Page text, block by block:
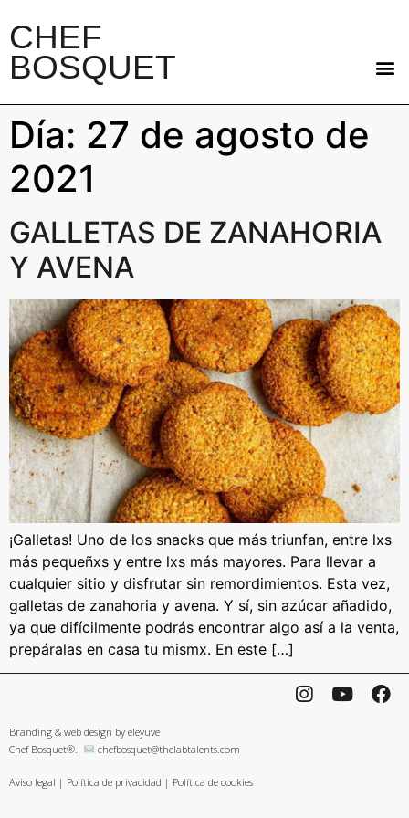
CHEF
BOSQUET
Día: 27 de agosto de
2021
GALLETAS DE ZANAHORIA
Y AVENA
¡Galletas! Uno de los snacks que más triunfan, entre lxs
más pequeñxs y entre lxs más mayores. Para llevar a
cualquier sitio y disfrutar sin remordimientos. Esta vez,
galletas de zanahoria y avena. Y sí, sin azúcar añadido,
ya que difícilmente podrás encontrar algo así a la venta,
prepáralas en casa tu mismx. En este […]
Branding & web design by eleyuve
Chef Bosquet®.
chefbosquet@thelabtalents.com
Aviso legal | Política de privacidad | Política de cookies